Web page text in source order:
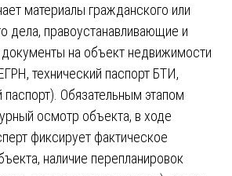
материалы гражданского или
дела, правоустанавливающие и
документы на объект недвижимости
технический паспорт БТИ,
паспорт). Обязательным этапом
осмотр объекта, в ходе
фиксирует фактическое
наличие перепланировок